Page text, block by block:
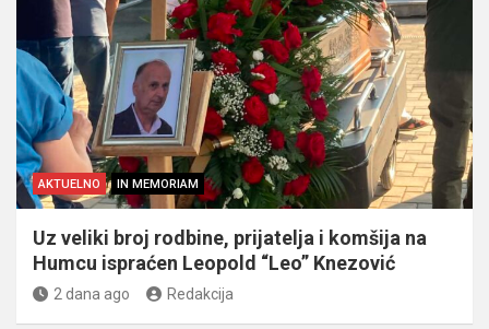
AKTUELNO IN MEMORIAM
Uz veliki broj rodbine, prijatelja i komšija na
Humcu ispraćen Leopold “Leo” Knezović
2 dana ago Redakcija